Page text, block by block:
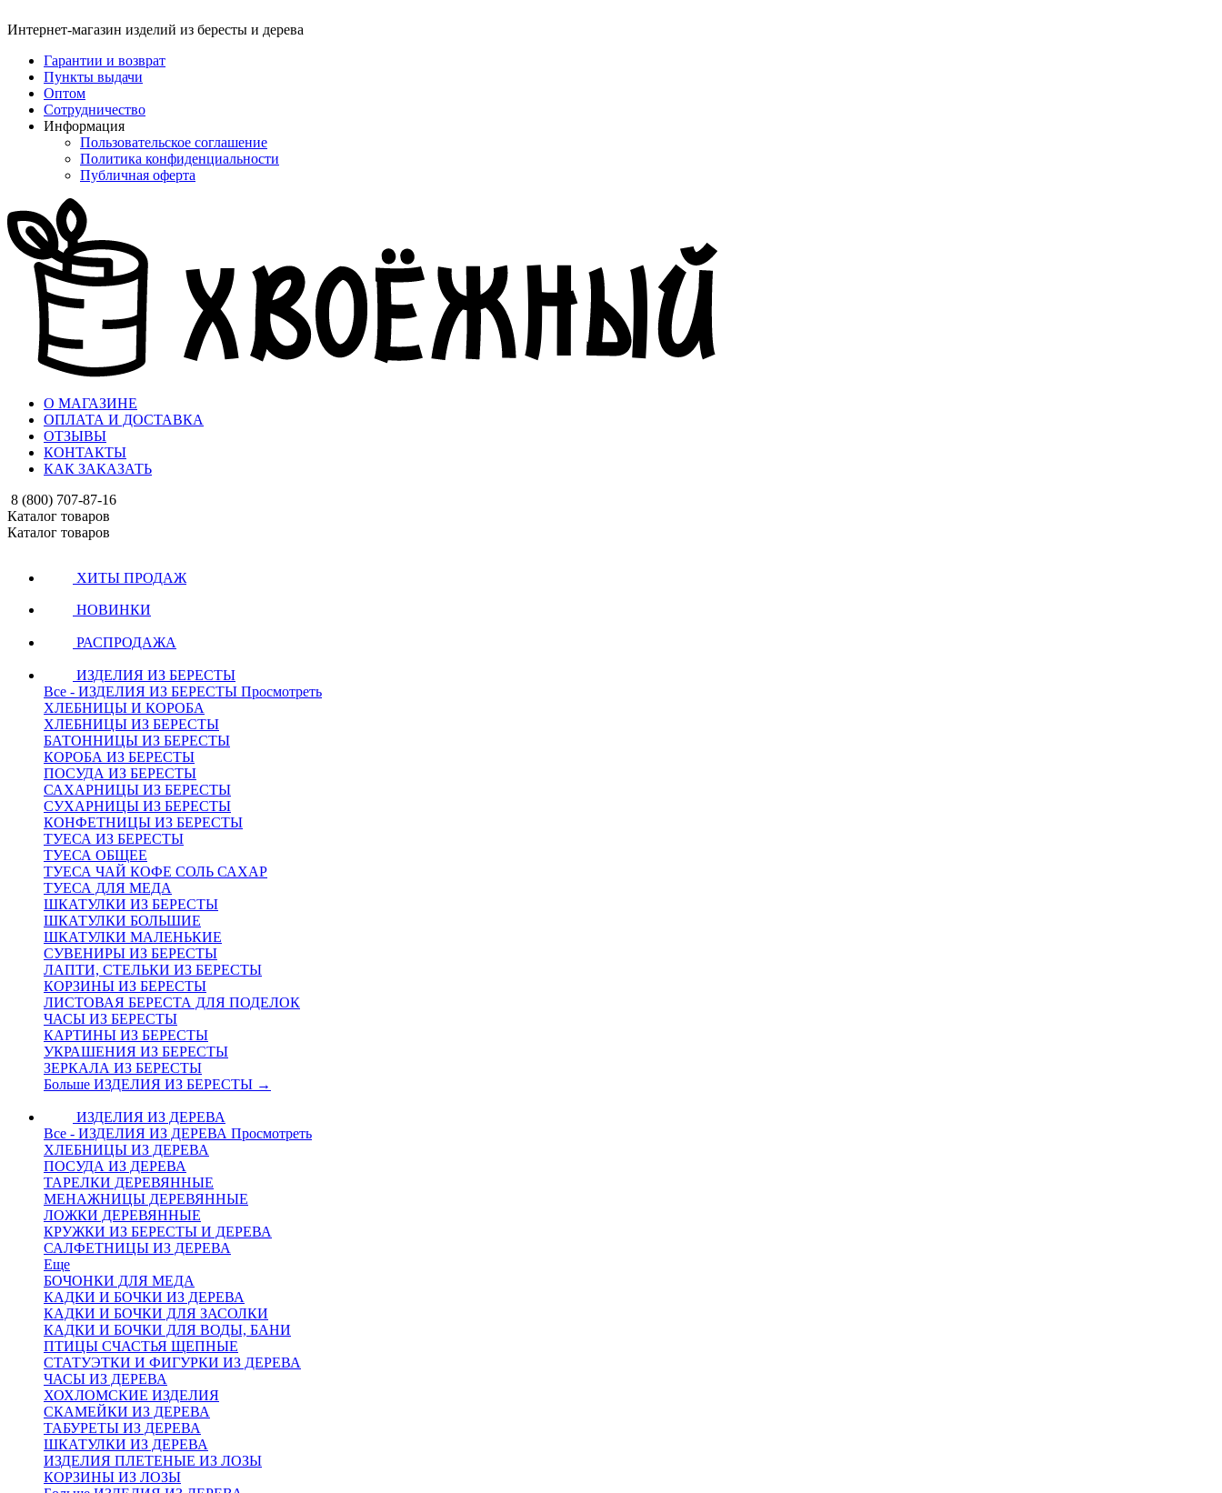
Интернет-магазин изделий из бересты и дерева
Гарантии и возврат
Пункты выдачи
Оптом
Сотрудничество
Информация
Пользовательское соглашение
Политика конфиденциальности
Публичная оферта
О МАГАЗИНЕ
ОПЛАТА И ДОСТАВКА
ОТЗЫВЫ
КОНТАКТЫ
КАК ЗАКАЗАТЬ
8 (800) 707-87-16
Каталог товаров
Каталог товаров
ХИТЫ ПРОДАЖ
НОВИНКИ
РАСПРОДАЖА
ИЗДЕЛИЯ ИЗ БЕРЕСТЫ
Все - ИЗДЕЛИЯ ИЗ БЕРЕСТЫ Просмотреть
ХЛЕБНИЦЫ И КОРОБА
ХЛЕБНИЦЫ ИЗ БЕРЕСТЫ
БАТОННИЦЫ ИЗ БЕРЕСТЫ
КОРОБА ИЗ БЕРЕСТЫ
ПОСУДА ИЗ БЕРЕСТЫ
САХАРНИЦЫ ИЗ БЕРЕСТЫ
СУХАРНИЦЫ ИЗ БЕРЕСТЫ
КОНФЕТНИЦЫ ИЗ БЕРЕСТЫ
ТУЕСА ИЗ БЕРЕСТЫ
ТУЕСА ОБЩЕЕ
ТУЕСА ЧАЙ КОФЕ СОЛЬ САХАР
ТУЕСА ДЛЯ МЕДА
ШКАТУЛКИ ИЗ БЕРЕСТЫ
ШКАТУЛКИ БОЛЬШИЕ
ШКАТУЛКИ МАЛЕНЬКИЕ
СУВЕНИРЫ ИЗ БЕРЕСТЫ
ЛАПТИ, СТЕЛЬКИ ИЗ БЕРЕСТЫ
КОРЗИНЫ ИЗ БЕРЕСТЫ
ЛИСТОВАЯ БЕРЕСТА ДЛЯ ПОДЕЛОК
ЧАСЫ ИЗ БЕРЕСТЫ
КАРТИНЫ ИЗ БЕРЕСТЫ
УКРАШЕНИЯ ИЗ БЕРЕСТЫ
ЗЕРКАЛА ИЗ БЕРЕСТЫ
Больше ИЗДЕЛИЯ ИЗ БЕРЕСТЫ →
ИЗДЕЛИЯ ИЗ ДЕРЕВА
Все - ИЗДЕЛИЯ ИЗ ДЕРЕВА Просмотреть
ХЛЕБНИЦЫ ИЗ ДЕРЕВА
ПОСУДА ИЗ ДЕРЕВА
ТАРЕЛКИ ДЕРЕВЯННЫЕ
МЕНАЖНИЦЫ ДЕРЕВЯННЫЕ
ЛОЖКИ ДЕРЕВЯННЫЕ
КРУЖКИ ИЗ БЕРЕСТЫ И ДЕРЕВА
САЛФЕТНИЦЫ ИЗ ДЕРЕВА
Еще
БОЧОНКИ ДЛЯ МЕДА
КАДКИ И БОЧКИ ИЗ ДЕРЕВА
КАДКИ И БОЧКИ ДЛЯ ЗАСОЛКИ
КАДКИ И БОЧКИ ДЛЯ ВОДЫ, БАНИ
ПТИЦЫ СЧАСТЬЯ ЩЕПНЫЕ
СТАТУЭТКИ И ФИГУРКИ ИЗ ДЕРЕВА
ЧАСЫ ИЗ ДЕРЕВА
ХОХЛОМСКИЕ ИЗДЕЛИЯ
СКАМЕЙКИ ИЗ ДЕРЕВА
ТАБУРЕТЫ ИЗ ДЕРЕВА
ШКАТУЛКИ ИЗ ДЕРЕВА
ИЗДЕЛИЯ ПЛЕТЕНЫЕ ИЗ ЛОЗЫ
КОРЗИНЫ ИЗ ЛОЗЫ